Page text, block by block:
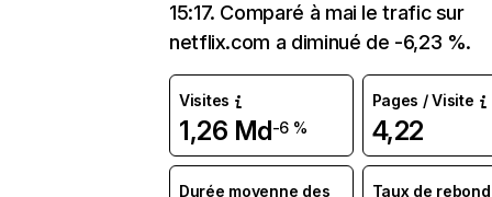
15:17. Comparé à mai le trafic sur
netflix.com a diminué de -6,23 %.
Visites
1,26 Md-6 %
Pages / Visite
4,22
Durée moyenne des
Taux de rebond